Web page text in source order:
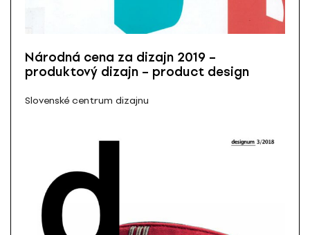
Národná cena za dizajn 2019 –
produktový dizajn – product design
Slovenské centrum dizajnu